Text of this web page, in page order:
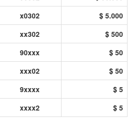
x0302
$ 5.000
xx302
$ 500
90xxx
$ 50
xxx02
$ 50
9xxxx
$ 5
xxxx2 $ 5